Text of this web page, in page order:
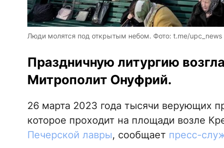
Люди молятся под открытым небом. Фото: t.me/upc_news
Праздничную литургию
Митрополит Онуфрий.
26 марта 2023 года тысячи верующих
которое проходит на площади возле
Печерской лавры, сообщает пресс-